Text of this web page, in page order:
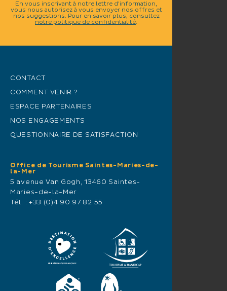
En vous inscrivant à notre lettre d'information,
vous nous autorisez à vous envoyer nos offres et
nos suggestions. Pour en savoir plus, consultez
notre politique de confidentialité.
CONTACT
COMMENT VENIR ?
ESPACE PARTENAIRES
NOS ENGAGEMENTS
QUESTIONNAIRE DE SATISFACTION
Office de Tourisme Saintes-Maries-de-
la-Mer
5 avenue Van Gogh, 13460 Saintes-
Maries-de-la-Mer
Tél. : +33 (0)4 90 97 82 55